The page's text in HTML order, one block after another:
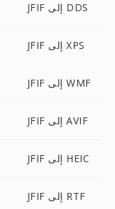
JFIF إلى DDS
JFIF إلى XPS
JFIF إلى WMF
JFIF إلى AVIF
JFIF إلى HEIC
JFIF إلى RTF